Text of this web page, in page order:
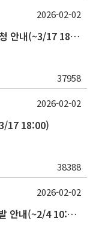
2026-1학기 2차 주거안정장학금 학생 신청 안내(~3/17 18:00)
37958
2026-02-02
17 18:00)
38388
2026-02-02
2026-1학기 발전재단(장기화) 장학생 선발 안내(~2/4 10:00)
2026-02-02